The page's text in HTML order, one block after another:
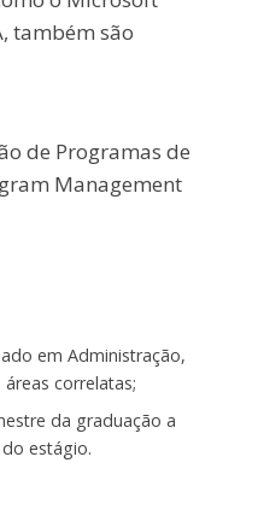
também são
de Programas de
Management
em Administração,
correlatas;
da graduação a
estágio.